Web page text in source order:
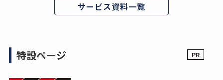
サービス資料一覧
特設ページ